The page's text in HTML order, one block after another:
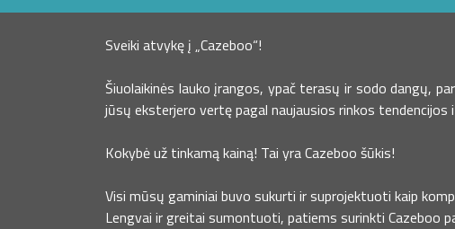
Sveiki atvykę į „Cazeboo“!
Šiuolaikinės lauko įrangos, ypač terasų ir sodo dangų,
jūsų eksterjero vertę pagal naujausios rinkos tendencijos
Kokybė už tinkamą kainą! Tai yra Cazeboo šūkis!
Visi mūsų gaminiai buvo sukurti ir suprojektuoti kaip
Lengvai ir greitai sumontuoti, patiems surinkti Cazeboo